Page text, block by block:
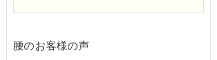
腰のお客様の声